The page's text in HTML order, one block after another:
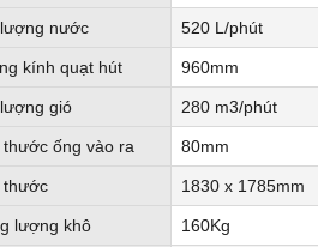
nước 520 L/phút
kính quạt hút 960mm
gió 280 m3/phút
thước ống vào ra 80mm
thước 1830 x 1785mm
lượng khô 160Kg